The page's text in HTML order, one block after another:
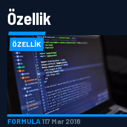
Özellik
ÖZELLIK
FORMULA 117 Mar 2018